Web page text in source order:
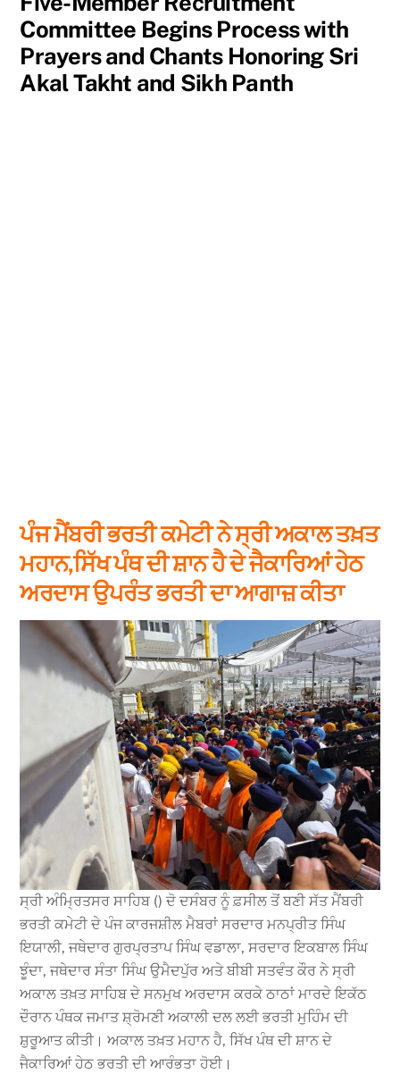
Committee Begins Process with
Prayers and Chants Honoring Sri
Akal Takht and Sikh Panth
ਪੰਜ ਮੈਂਬਰੀ ਭਰਤੀ ਕਮੇਟੀ ਨੇ ਸ੍ਰੀ ਅਕਾਲ ਤਖ਼ਤ
ਮਹਾਨ,ਸਿੱਖ ਪੰਥ ਦੀ ਸ਼ਾਨ ਹੈ ਦੇ ਜੈਕਾਰਿਆਂ ਹੇਠ
ਅਰਦਾਸ ਉਪਰੰਤ ਭਰਤੀ ਦਾ ਆਗਾਜ਼ ਕੀਤਾ
ਸ੍ਰੀ ਅੰਮ੍ਰਿਤਸਰ ਸਾਹਿਬ () ਦੋ ਦਸੰਬਰ ਨੂੰ ਫ਼ਸੀਲ ਤੋਂ ਬਣੀ ਸੱਤ ਮੈਂਬਰੀ
ਭਰਤੀ ਕਮੇਟੀ ਦੇ ਪੰਜ ਕਾਰਜਸ਼ੀਲ ਮੈਬਰਾਂ ਸਰਦਾਰ ਮਨਪ੍ਰੀਤ ਸਿੰਘ
ਇਯਾਲੀ, ਜਥੇਦਾਰ ਗੁਰਪ੍ਰਤਾਪ ਸਿੰਘ ਵਡਾਲਾ, ਸਰਦਾਰ ਇਕਬਾਲ ਸਿੰਘ
ਝੂੰਦਾ, ਜਥੇਦਾਰ ਸੰਤਾ ਸਿੰਘ ਉਮੈਦਪੁੱਰ ਅਤੇ ਬੀਬੀ ਸਤਵੰਤ ਕੌਰ ਨੇ ਸ੍ਰੀ
ਅਕਾਲ ਤਖ਼ਤ ਸਾਹਿਬ ਦੇ ਸਨਮੁਖ ਅਰਦਾਸ ਕਰਕੇ ਠਾਠਾਂ ਮਾਰਦੇ ਇਕੱਠ
ਦੌਰਾਨ ਪੰਥਕ ਜਮਾਤ ਸ਼੍ਰੋਮਣੀ ਅਕਾਲੀ ਦਲ ਲਈ ਭਰਤੀ ਮੁਹਿੰਮ ਦੀ
ਸ਼ੁਰੂਆਤ ਕੀਤੀ। ਅਕਾਲ ਤਖ਼ਤ ਮਹਾਨ ਹੈ, ਸਿੱਖ ਪੰਥ ਦੀ ਸ਼ਾਨ ਦੇ
ਜੈਕਾਰਿਆਂ ਹੇਠ ਭਰਤੀ ਦੀ ਆਰੰਭਤਾ ਹੋਈ।